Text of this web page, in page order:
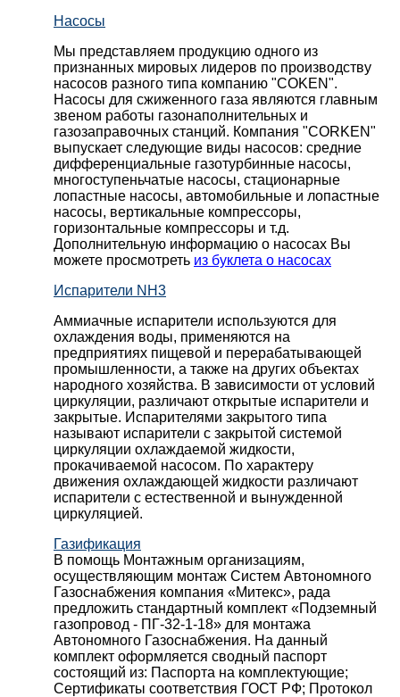
Насосы
Мы представляем продукцию одного из
признанных мировых лидеров по производству
насосов разного типа компанию "COKEN".
Насосы для сжиженного газа являются главным
звеном работы газонаполнительных и
газозаправочных станций. Компания "CORKEN"
выпускает следующие виды насосов: cредние
дифференциальные газотурбинные насосы,
многоступеньчатые насосы, стационарные
лопастные насосы, автомобильные и лопaстные
насосы, вертикальные компрессоры,
горизонтальные компрессоры и т.д.
Дополнительную информацию о насосах Вы
можете просмотреть из буклета о насосах
Испарители NH3
Аммиачные испарители используются для
охлаждения воды, применяются на
предприятиях пищевой и перерабатывающей
промышленности, а также на других объектах
народного хозяйства. В зависимости от условий
циркуляции, различают открытые испарители и
закрытые. Испарителями закрытого типа
называют испарители с закрытой системой
циркуляции охлаждаемой жидкости,
прокачиваемой насосом. По характеру
движения охлаждающей жидкости различают
испарители с естественной и вынужденной
циркуляцией.
Газификация
В помощь Монтажным организациям,
осуществляющим монтаж Систем Автономного
Газоснабжения компания «Митекс», рада
предложить стандартный комплект «Подземный
газопровод - ПГ-32-1-18» для монтажа
Автономного Газоснабжения. На данный
комплект оформляется сводный паспорт
состоящий из: Паспорта на комплектующие;
Сертификаты соответствия ГОСТ РФ; Протокол